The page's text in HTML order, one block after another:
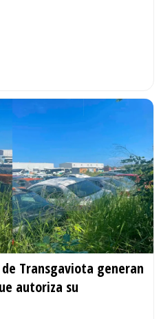
Transgaviota generan
autoriza su